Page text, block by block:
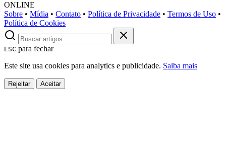
ONLINE
Sobre • Mídia • Contato • Política de Privacidade • Termos de Uso •
Política de Cookies
ESC para fechar
Este site usa cookies para analytics e publicidade. Saiba mais
Rejeitar Aceitar